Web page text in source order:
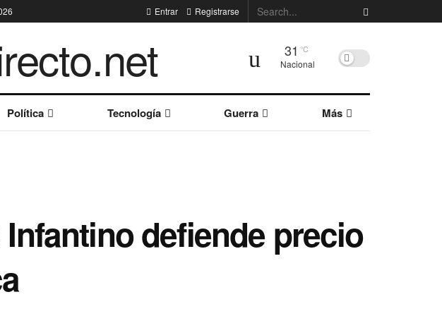
Entrar Registrarse
31 °C
Nacional
Política Tecnología Guerra Más
defiende precio